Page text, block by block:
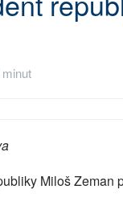
Miloš Zeman